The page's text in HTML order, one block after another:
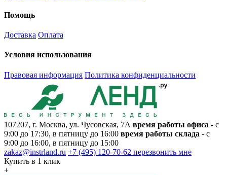
Помощь
Доставка Оплата
Условия использования
Правовая информация Политика конфиденциальности
107207, г. Москва, ул. Чусовская, 7А время работы офиса - с
9:00 до 17:30, в пятницу до 16:00 время работы склада - с
9:00 до 16:00, в пятницу до 15:00
zakaz@instrland.ru +7 (495) 120-70-62 перезвонить мне
Купить в 1 клик
+